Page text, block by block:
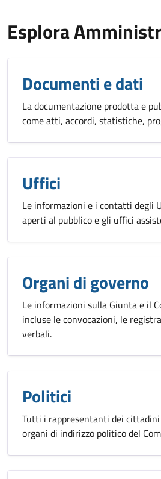
Esplora
Documenti e dati
La documentazione prodotta e
come atti, accordi, statistiche,
Uffici
Le informazioni e i contatti degli
aperti al pubblico e gli uffici
Organi di governo
Le informazioni sulla Giunta e il
incluse le convocazioni, le
verbali.
Politici
Tutti i rappresentanti dei cittadini
organi di indirizzo politico del